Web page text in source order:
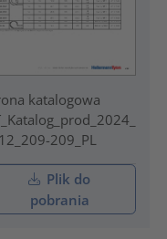
katalogowa
209_PL
Plik do
pobrania